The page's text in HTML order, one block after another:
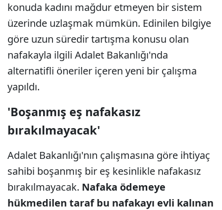
konuda kadını mağdur etmeyen bir sistem
üzerinde uzlaşmak mümkün. Edinilen bilgiye
göre uzun süredir tartışma konusu olan
nafakayla ilgili Adalet Bakanlığı'nda
alternatifli öneriler içeren yeni bir çalışma
yapıldı.
'Boşanmış eş nafakasız
bırakılmayacak'
Adalet Bakanlığı'nın çalışmasına göre ihtiyaç
sahibi boşanmış bir eş kesinlikle nafakasız
bırakılmayacak. Nafaka ödemeye
hükmedilen taraf bu nafakayı evli kalınan